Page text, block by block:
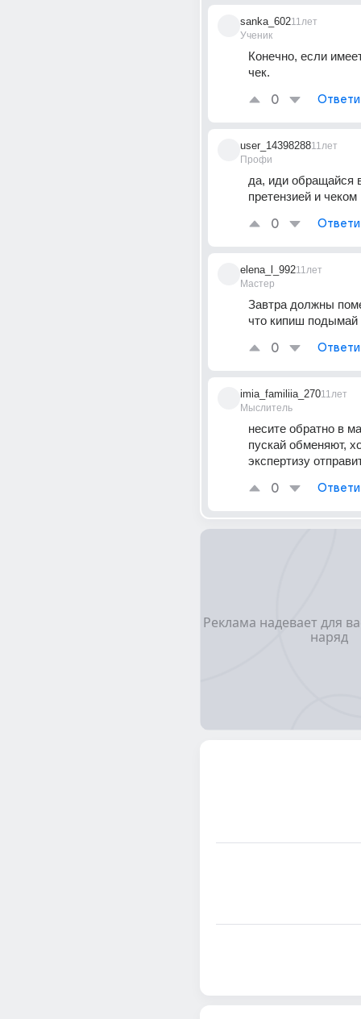
sanka_602
Ученик
11лет
Конечно, если
чек.
0
user_14398288
Профи
11лет
да, иди обращайся
претензией и чеком
0
elena_l_992
Мастер
11лет
Завтра должны
что кипиш подымай
0
imia_familiia_270
Мыслитель
11лет
несите обратно в
пускай обменяют,
экспертизу
0